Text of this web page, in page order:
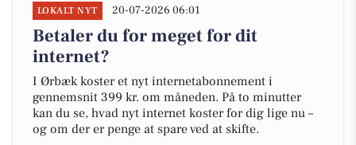
LOKALT NYT 20-07-2026 06:01
Betaler du for meget for dit
internet?
I Ørbæk koster et nyt internetabonnement i
gennemsnit 399 kr. om måneden. På to minutter
kan du se, hvad nyt internet koster for dig lige nu –
og om der er penge at spare ved at skifte.